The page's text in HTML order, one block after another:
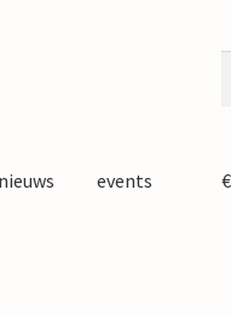
nieuws events €